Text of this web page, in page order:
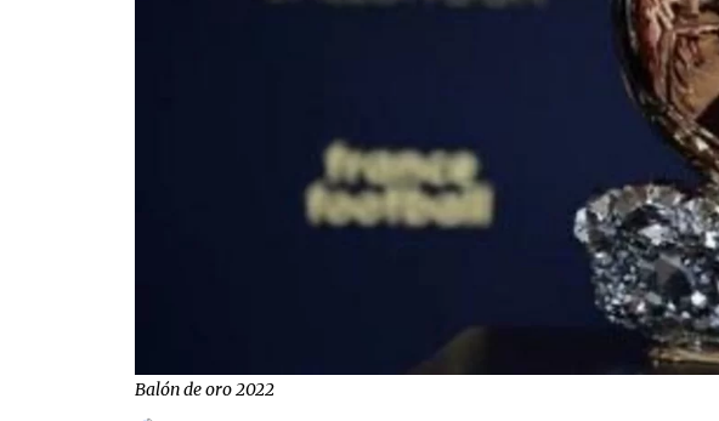
Balón de oro 2022